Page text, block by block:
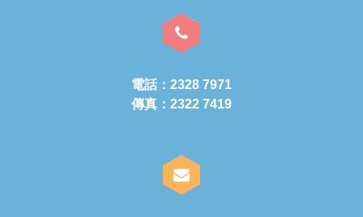
電話：2328 7971
傳真：2322 7419